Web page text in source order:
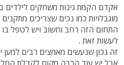
אקדם הקמת גינות משחקים לילדים
מוגבלויות כמו נכים שצריכים
התחום הזה רחב וחשוב ויש לטפל בו
לעשות זאת .
זה נכון שנעשים מאמצים רבים למען